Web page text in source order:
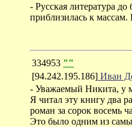
- Русская литература
приблизилась к
334953 ""
[94.242.195.186] Иван
- Уважаемый Никита, у
Я читал эту книгу два
роман за сорок восемь
Это было одним из